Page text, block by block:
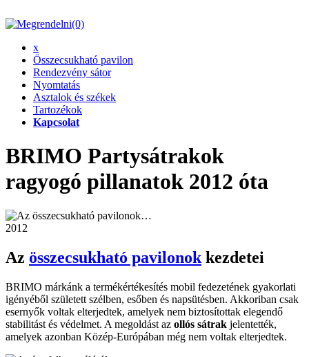
(0)
x
Összecsukható pavilon
Rendezvény sátor
Nyomtatás
Asztalok és székek
Tartozékok
Kapcsolat
BRIMO Partysátrakok
ragyogó pillanatok 2012 óta
2012
Az összecsukható pavilonok kezdetei
BRIMO márkánk a termékértékesítés mobil fedezetének gyakorlati
igényéből született szélben, esőben és napsütésben. Akkoriban csak
esernyők voltak elterjedtek, amelyek nem biztosítottak elegendő
stabilitást és védelmet. A megoldást az ollós sátrak jelentették,
amelyek azonban Közép-Európában még nem voltak elterjedtek.